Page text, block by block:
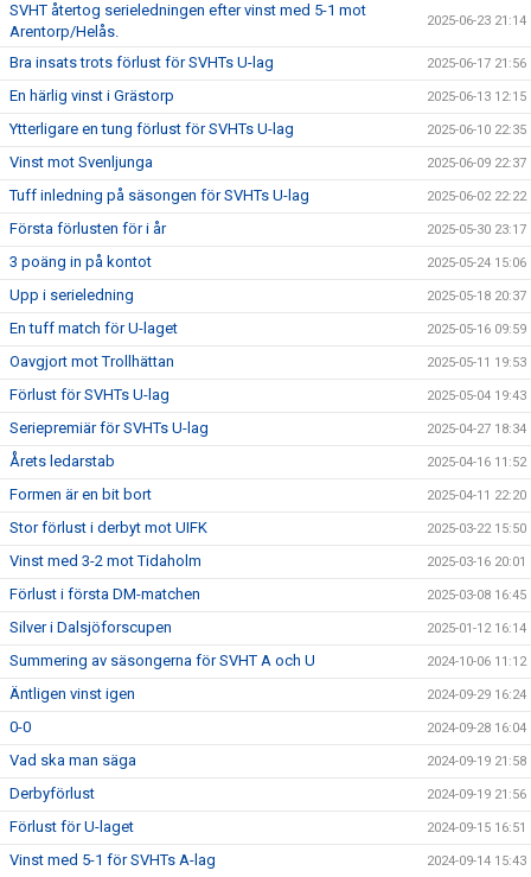
SVHT återtog serieledningen efter vinst med 5-1 mot
Arentorp/Helås.
2025-06-23 21:14
Bra insats trots förlust för SVHTs U-lag 2025-06-17 21:56
En härlig vinst i Grästorp 2025-06-13 12:15
Ytterligare en tung förlust för SVHTs U-lag 2025-06-10 22:35
Vinst mot Svenljunga 2025-06-09 22:37
Tuff inledning på säsongen för SVHTs U-lag 2025-06-02 22:22
Första förlusten för i år 2025-05-30 23:17
3 poäng in på kontot 2025-05-24 15:06
Upp i serieledning 2025-05-18 20:37
En tuff match för U-laget 2025-05-16 09:59
Oavgjort mot Trollhättan 2025-05-11 19:53
Förlust för SVHTs U-lag 2025-05-04 19:43
Seriepremiär för SVHTs U-lag 2025-04-27 18:34
Årets ledarstab 2025-04-16 11:52
Formen är en bit bort 2025-04-11 22:20
Stor förlust i derbyt mot UIFK 2025-03-22 15:50
Vinst med 3-2 mot Tidaholm 2025-03-16 20:01
Förlust i första DM-matchen 2025-03-08 16:45
Silver i Dalsjöforscupen 2025-01-12 16:14
Summering av säsongerna för SVHT A och U 2024-10-06 11:12
Äntligen vinst igen 2024-09-29 16:24
0-0 2024-09-28 16:04
Vad ska man säga 2024-09-19 21:58
Derbyförlust 2024-09-19 21:56
Förlust för U-laget 2024-09-15 16:51
Vinst med 5-1 för SVHTs A-lag 2024-09-14 15:43